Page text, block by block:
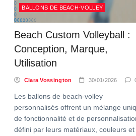
BALLONS DE BEACH-VOLLEY
Beach Custom Volleyball :
Conception, Marque,
Utilisation
Clara Vossington 30/01/2026
Les ballons de beach-volley
personnalisés offrent un mélange
de fonctionnalité et de
défini par leurs matériaux, couleurs et